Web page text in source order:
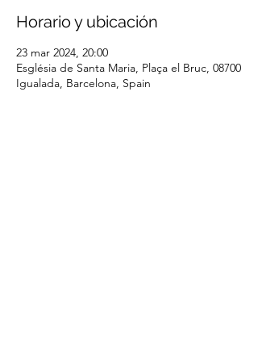
Horario y ubicación
23 mar 2024, 20:00
Església de Santa Maria, Plaça el Bruc, 08700
Igualada, Barcelona, Spain